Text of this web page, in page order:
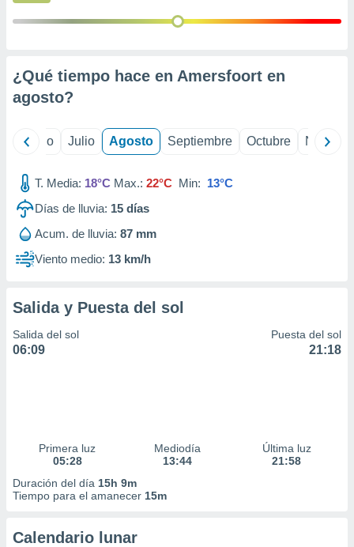
e
mediante
de
¿Qué tiempo hace en Amersfoort en
agosto?
Junio Julio Agosto Septiembre Octubre
T. Media: 18°C Max.: 22°C Min: 13°C
Días de lluvia: 15 días
Acum. de lluvia: 87 mm
Viento medio: 13 km/h
Salida y Puesta del sol
Salida del sol
06:09
Puesta del sol
21:18
Primera luz
05:28
Mediodía
13:44
Última luz
21:58
Duración del día 15h 9m
Tiempo para el amanecer 15m
Calendario lunar